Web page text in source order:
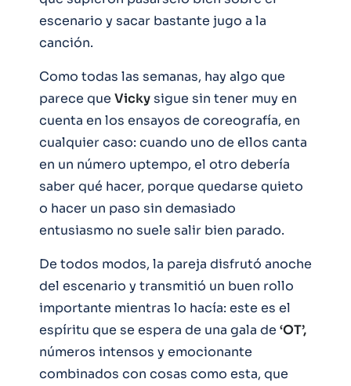
escenario y sacar bastante jugo a la
canción.
Como todas las semanas, hay algo que
parece que Vickysigue sin tener muy en
cuenta en los ensayos de coreografía, en
cualquier caso: cuando uno de ellos canta
en un número uptempo, el otro debería
saber qué hacer, porque quedarse quieto
o hacer un paso sin demasiado
entusiasmo no suele salir bien parado.
De todos modos, la pareja disfrutó anoche
del escenario y transmitió un buen rollo
importante mientras lo hacía: este es el
espíritu que se espera de una gala de ‘OT’,
números intensos y emocionante
combinados con cosas como esta, que